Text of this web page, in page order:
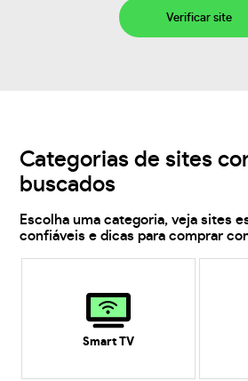
Verificar site
Categorias de sites
buscados
Escolha uma categoria, veja sites
confiáveis e dicas para comprar
Smart TV